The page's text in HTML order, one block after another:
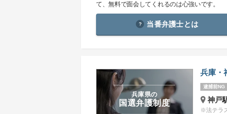
て、無料で面会してくれるのは心強いです。
当番弁護士とは
兵庫・
逮捕前NG
兵庫県の
国選弁護制度 神戸
※法テラ